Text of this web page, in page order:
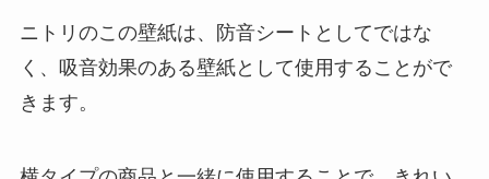
ニトリのこの壁紙は、防音シートとしてではな
く、吸音効果のある壁紙として使用することがで
きます。